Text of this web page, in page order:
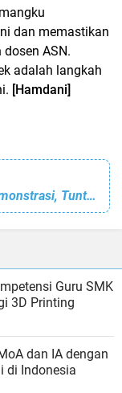
dan memastikan
ASN.
adalah langkah
[Hamdani]
Dosen Unimal Aceh Utara Lakukan Demonstrasi, Tuntut Pencairan Tukin
Guru SMK
3D Printing
dan IA dengan
di Indonesia